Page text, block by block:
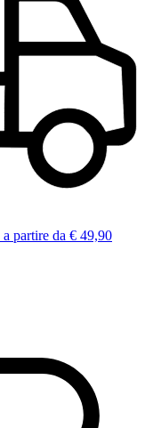
a partire da € 49,90